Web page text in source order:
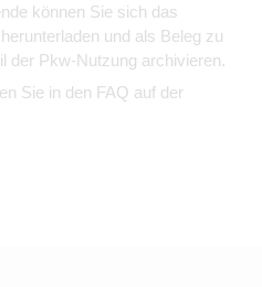
können Sie sich das
und als Beleg zu
der Pkw-Nutzung archivieren.
Sie in den FAQ auf der